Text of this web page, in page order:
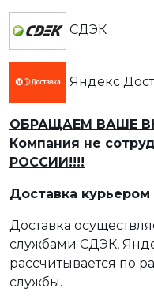
СДЭК
Яндекс
ОБРАЩАЕМ ВАШЕ
Компания не
РОССИИ!!!!
Доставка курьером
Доставка
службами СДЭК,
рассчитывается по
службы.